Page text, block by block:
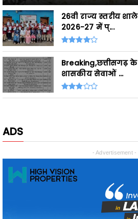
Breaking,छत्तीसगढ़ के
शासकीय सेवाओं ...
ADS